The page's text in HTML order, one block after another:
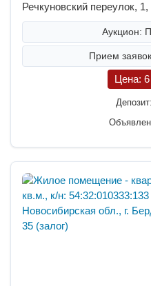
Речкуновский переулок,
Аукцион:
Прием
Цена:
Депозит: